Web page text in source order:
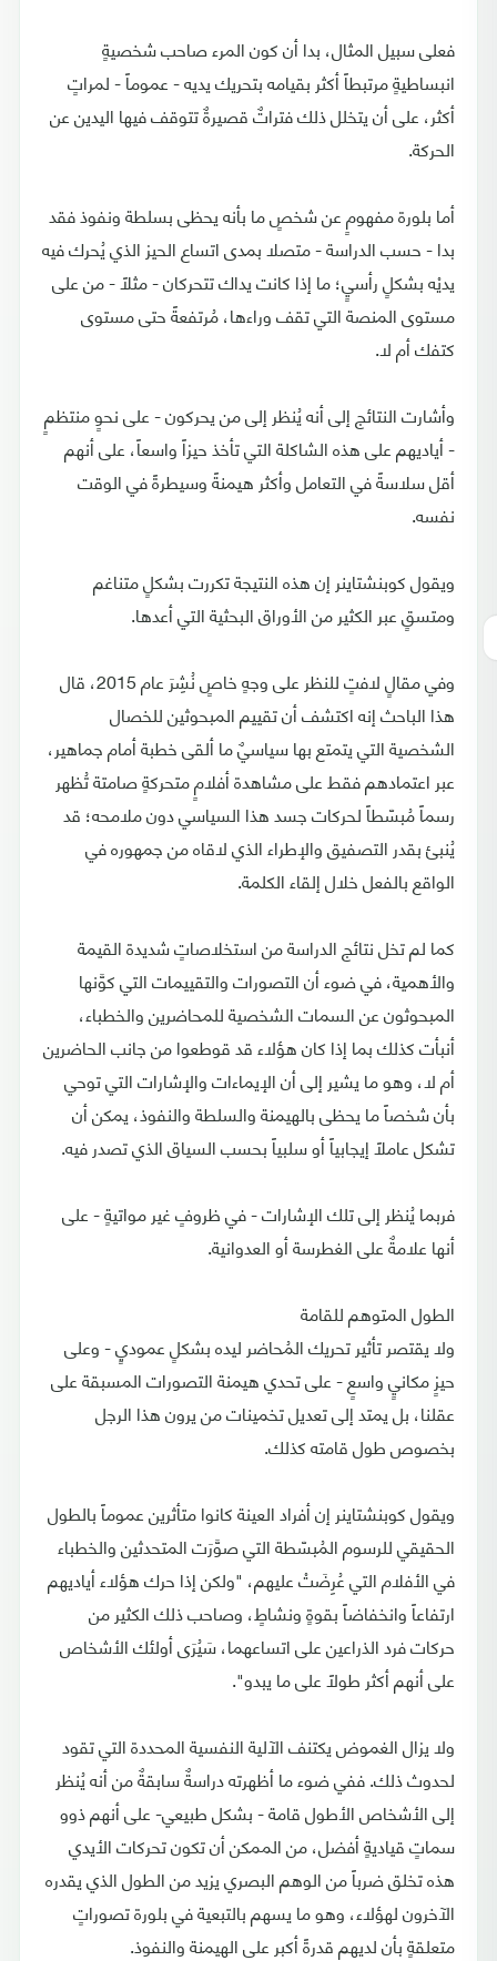
فعلى سبيل المثال، بدا أن كون المرء صاحب شخصيةٍ
انبساطيةٍ مرتبطاً أكثر بقيامه بتحريك يديه - عموماً - لمراتٍ
أكثر، على أن يتخلل ذلك فتراتٌ قصيرةٌ تتوقف فيها اليدين عن
الحركة.
أما بلورة مفهومٍ عن شخصٍ ما بأنه يحظى بسلطة ونفوذ فقد
بدا - حسب الدراسة - متصلا بمدى اتساع الحيز الذي يُحرك فيه
يديْه بشكلٍ رأسيٍ؛ ما إذا كانت يداك تتحركان - مثلاً - من على
مستوى المنصة التي تقف وراءها، مُرتفعةً حتى مستوى
كتفك أم لا.
وأشارت النتائج إلى أنه يُنظر إلى من يحركون - على نحوٍ منتظمٍ
- أياديهم على هذه الشاكلة التي تأخذ حيزاً واسعاً، على أنهم
أقل سلاسةً في التعامل وأكثر هيمنةً وسيطرةً في الوقت
نفسه.
ويقول كوبنشتاينر إن هذه النتيجة تكررت بشكلٍ متناغم
ومتسقٍ عبر الكثير من الأوراق البحثية التي أعدها.
وفي مقالٍ لافتٍ للنظر على وجهٍ خاصٍ نُشِرَ عام 2015، قال
هذا الباحث إنه اكتشف أن تقييم المبحوثين للخصال
الشخصية التي يتمتع بها سياسيٌ ما ألقى خطبة أمام جماهير،
عبر اعتمادهم فقط على مشاهدة أفلامٍ متحركةٍ صامتة تُظهر
رسماً مُبسّطاً لحركات جسد هذا السياسي دون ملامحه؛ قد
يُنبئ بقدر التصفيق والإطراء الذي لاقاه من جمهوره في
الواقع بالفعل خلال إلقاء الكلمة.
كما لم تخل نتائج الدراسة من استخلاصاتٍ شديدة القيمة
والأهمية، في ضوء أن التصورات والتقييمات التي كوَّنها
المبحوثون عن السمات الشخصية للمحاضرين والخطباء،
أنبأت كذلك بما إذا كان هؤلاء قد قوطعوا من جانب الحاضرين
أم لا، وهو ما يشير إلى أن الإيماءات والإشارات التي توحي
بأن شخصاً ما يحظى بالهيمنة والسلطة والنفوذ، يمكن أن
تشكل عاملاً إيجابياً أو سلبياً بحسب السياق الذي تصدر فيه.
فربما يُنظر إلى تلك الإشارات - في ظروفٍ غير مواتيةٍ - على
أنها علامةٌ على الغطرسة أو العدوانية.
الطول المتوهم للقامة
ولا يقتصر تأثير تحريك المُحاضر ليده بشكلٍ عموديٍ - وعلى
حيزٍ مكانيٍ واسعٍ - على تحدي هيمنة التصورات المسبقة على
عقلنا، بل يمتد إلى تعديل تخمينات من يرون هذا الرجل
بخصوص طول قامته كذلك.
ويقول كوبنشتاينر إن أفراد العينة كانوا متأثرين عموماً بالطول
الحقيقي للرسوم المُبسّطة التي صوَّرَت المتحدثين والخطباء
في الأفلام التي عُرِضَتْ عليهم، "ولكن إذا حرك هؤلاء أياديهم
ارتفاعاً وانخفاضاً بقوةٍ ونشاطٍ، وصاحب ذلك الكثير من
حركات فرد الذراعين على اتساعهما، سَيُرَى أولئك الأشخاص
على أنهم أكثر طولاً على ما يبدو".
ولا يزال الغموض يكتنف الآلية النفسية المحددة التي تقود
لحدوث ذلك. ففي ضوء ما أظهرته دراسةٌ سابقةٌ من أنه يُنظر
إلى الأشخاص الأطول قامة - بشكل طبيعي- على أنهم ذوو
سماتٍ قياديةٍ أفضل، من الممكن أن تكون تحركات الأيدي
هذه تخلق ضرباً من الوهم البصري يزيد من الطول الذي يقدره
الآخرون لهؤلاء، وهو ما يسهم بالتبعية في بلورة تصوراتٍ
متعلقةٍ بأن لديهم قدرةً أكبر على الهيمنة والنفوذ.